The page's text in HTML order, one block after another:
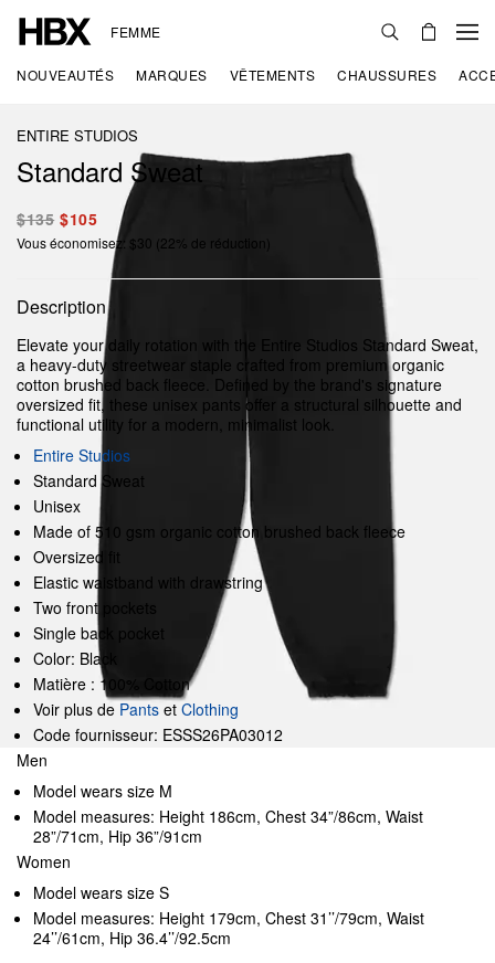
FEMME
NOUVEAUTÉS MARQUES VÊTEMENTS CHAUSSURES
ENTIRE STUDIOS
Standard Sweat
$135 $105
Vous économisez: $30 (22% de réduction)
Description
Elevate your daily rotation with the Entire Studios Standard Sweat,
a heavy-duty streetwear staple crafted from premium organic
cotton brushed back fleece. Defined by the brand's signature
oversized fit, these unisex pants offer a structural silhouette and
functional utility for a modern, minimalist look.
Entire Studios
Standard Sweat
Unisex
Made of 510 gsm organic cotton brushed back fleece
Oversized fit
Elastic waistband with drawstring
Two front pockets
Single back pocket
Color: Black
Matière : 100% Cotton
Voir plus de Pants et Clothing
Code fournisseur: ESSS26PA03012
Men
Model wears size M
Model measures: Height 186cm, Chest 34”/86cm, Waist
28”/71cm, Hip 36”/91cm
Women
Model wears size S
Model measures: Height 179cm, Chest 31’’/79cm, Waist
24’’/61cm, Hip 36.4’’/92.5cm